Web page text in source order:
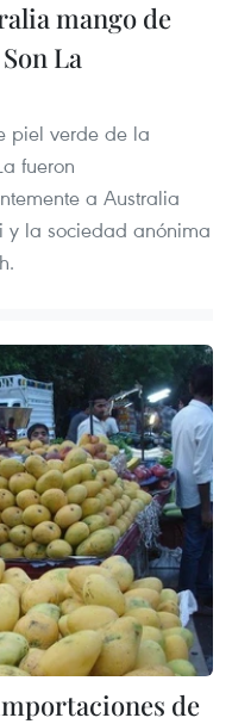
mango de
La
piel verde de la
fueron
a Australia
y la sociedad anónima
de